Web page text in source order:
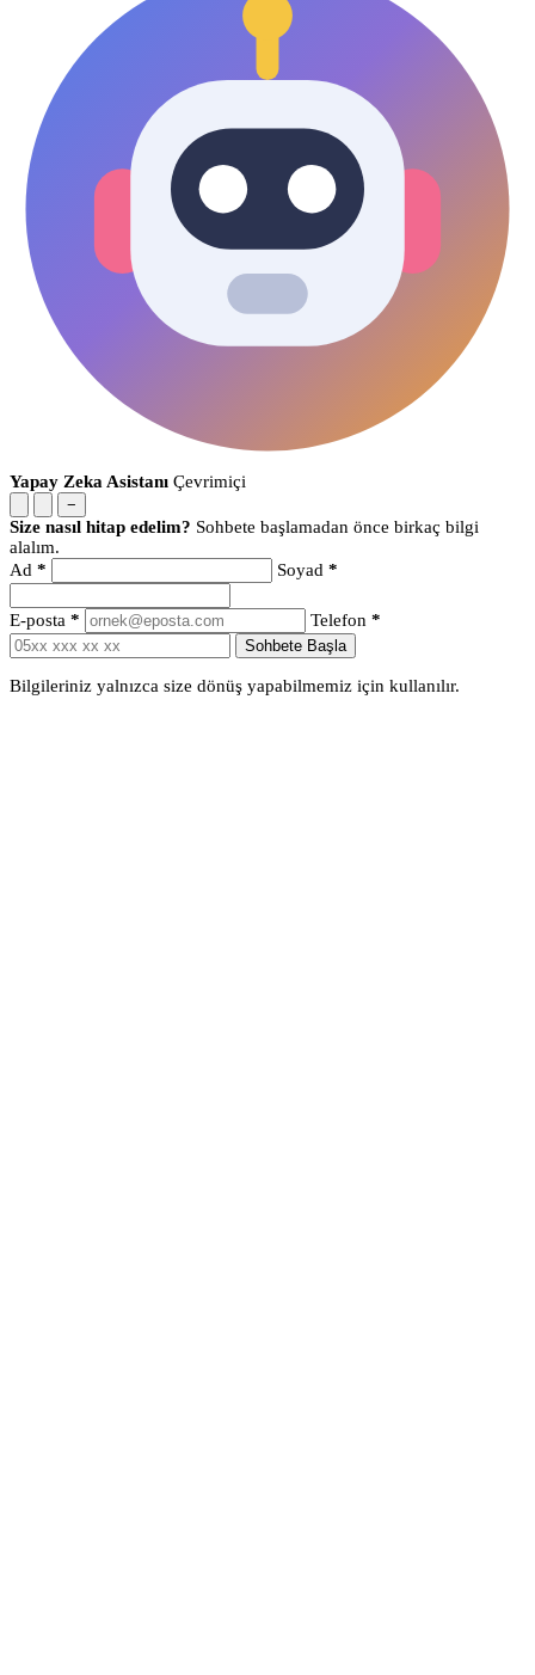
Yapay Zeka Asistanı Çevrimiçi
−
Size nasıl hitap edelim? Sohbete başlamadan önce birkaç bilgi
alalım.
Ad * Soyad *
E-posta * Telefon *
Sohbete Başla
Bilgileriniz yalnızca size dönüş yapabilmemiz için kullanılır.